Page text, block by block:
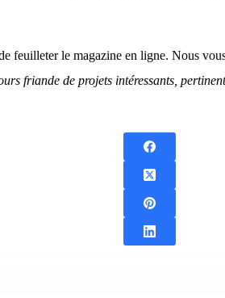
feuilleter le magazine en ligne. Nous
friande de projets intéressants,